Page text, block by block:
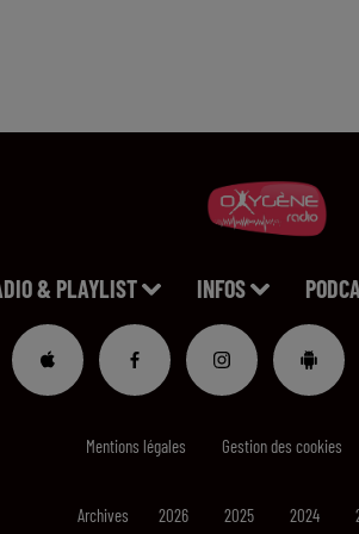
& PLAYLIST INFOS
Mentions légales Gestion des cookies
Archives 2026 2025 2024